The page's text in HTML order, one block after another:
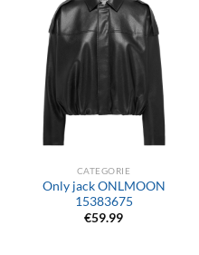
CATEGORIE
Only jack ONLMOON
15383675
€59.99